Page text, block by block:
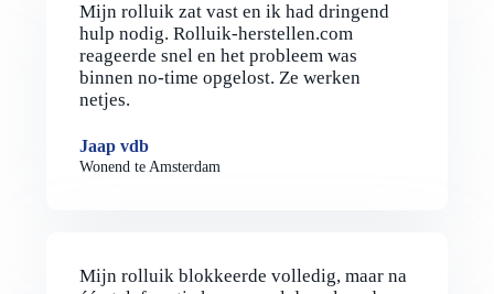
Mijn rolluik zat vast en ik had dringend
hulp nodig. Rolluik-herstellen.com
reageerde snel en het probleem was
binnen no-time opgelost. Ze werken
netjes.
Jaap vdb
Wonend te Amsterdam
Mijn rolluik blokkeerde volledig, maar na